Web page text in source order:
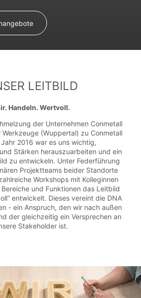
LEITBILD
Handeln. Wertvoll.
der Unternehmen Conmetall
Werkzeuge (Wuppertal) zu Conmetall
2016 war es uns wichtig,
Stärken herauszuarbeiten und ein
zu entwickeln. Unter Federführung
Projektteams beider Standorte
Workshops mit Kolleginnen
und Funktionen das Leitbild
entwickelt. Dieses vereint die DNA
- ein Anspruch, den wir nach außen
der gleichzeitig ein Versprechen an
Stakeholder ist.